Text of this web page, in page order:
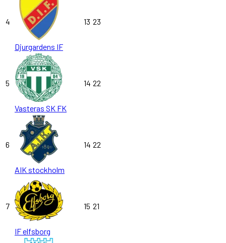
4
Djurgardens IF
13 23
5
Vasteras SK FK
14 22
6
AIK stockholm
14 22
7
IF elfsborg
15 21